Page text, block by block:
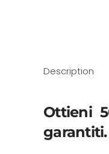
Description
Ottieni
garantiti.